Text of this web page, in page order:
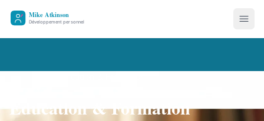
Éducation & Formation